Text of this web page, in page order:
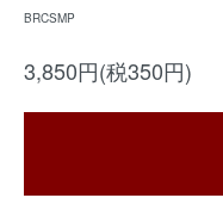
BRCSMP
3,850円(税350円)